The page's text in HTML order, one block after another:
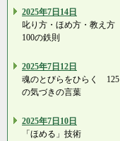
2025年7日14日
叱り方・ほめ方・教え方
100の鉄則
2025年7日12日
魂のとびらをひらく 125
の気づきの言葉
2025年7日10日
「ほめる」技術